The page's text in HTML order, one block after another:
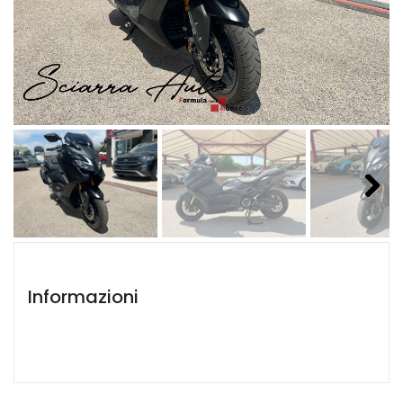
Next
Next
Informazioni